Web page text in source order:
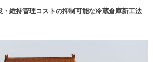
・維持管理コストの抑制可能な冷蔵倉庫新工法